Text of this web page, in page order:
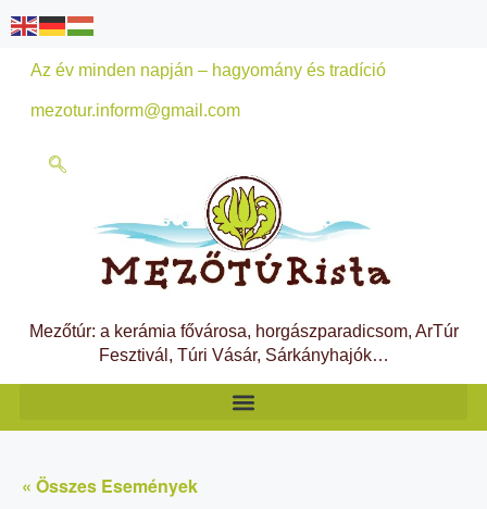
Az év minden napján – hagyomány és tradíció
mezotur.inform@gmail.com
Mezőtúr: a kerámia fővárosa, horgászparadicsom, ArTúr
Fesztivál, Túri Vásár, Sárkányhajók…
« Összes Események